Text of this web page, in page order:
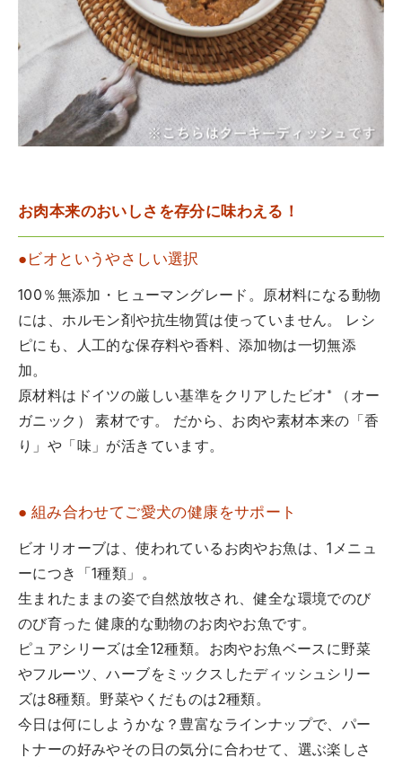
お肉本来のおいしさを存分に味わえる！
●ビオというやさしい選択
100％無添加・ヒューマングレード。原材料になる動物
には、ホルモン剤や抗生物質は使っていません。 レシ
ピにも、人工的な保存料や香料、添加物は一切無添
加。
原材料はドイツの厳しい基準をクリアしたビオ* （オー
ガニック） 素材です。 だから、お肉や素材本来の「香
り」や「味」が活きています。
● 組み合わせてご愛犬の健康をサポート
ビオリオーブは、使われているお肉やお魚は、1メニュ
ーにつき「1種類」。
生まれたままの姿で自然放牧され、健全な環境でのび
のび育った 健康的な動物のお肉やお魚です。
ピュアシリーズは全12種類。お肉やお魚ベースに野菜
やフルーツ、ハーブをミックスしたディッシュシリー
ズは8種類。野菜やくだものは2種類。
今日は何にしようかな？豊富なラインナップで、パー
トナーの好みやその日の気分に合わせて、選ぶ楽しさ